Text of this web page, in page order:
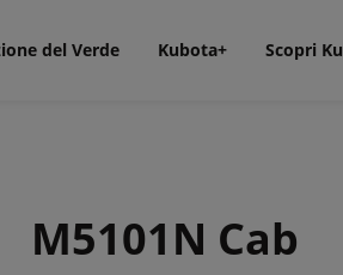
del Verde Kubota+ Scopri
M5101N Cab